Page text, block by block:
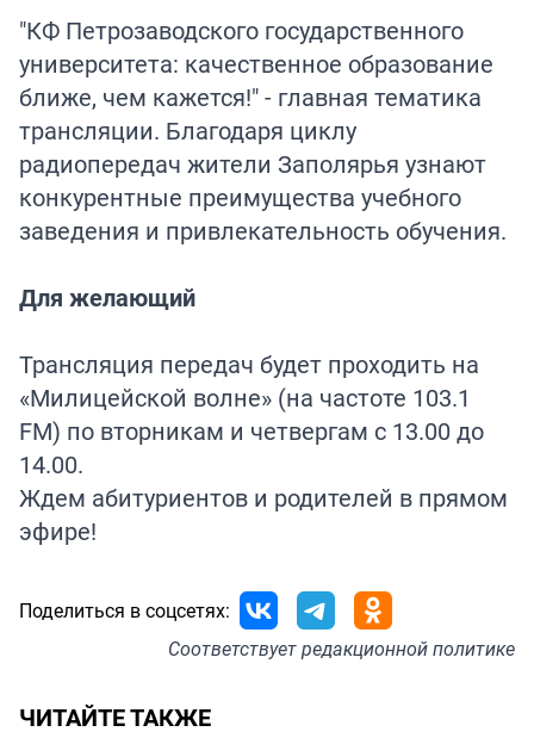
"КФ Петрозаводского государственного
университета: качественное образование
ближе, чем кажется!" - главная тематика
трансляции. Благодаря циклу
радиопередач жители Заполярья узнают
конкурентные преимущества учебного
заведения и привлекательность обучения.
Для желающий
Трансляция передач будет проходить на
«Милицейской волне» (на частоте 103.1
FM) по вторникам и четвергам с 13.00 до
14.00.
Ждем абитуриентов и родителей в прямом
эфире!
Поделиться в соцсетях:
Соответствуетредакционной политике
ЧИТАЙТЕ ТАКЖЕ